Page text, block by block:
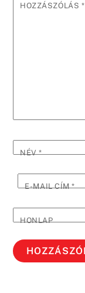
HOZZÁSZÓLÁS *
NÉV*
E-MAIL CÍM*
HONLAP